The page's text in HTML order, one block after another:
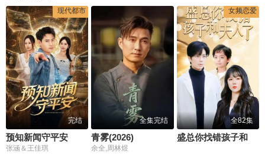
现代都市
完结
预知新闻守平安
张涵＆王佳琪
全集完结
青雾(2026)
余全,周林煜
女频恋爱
全82集
盛总你找错孩子和夫人了